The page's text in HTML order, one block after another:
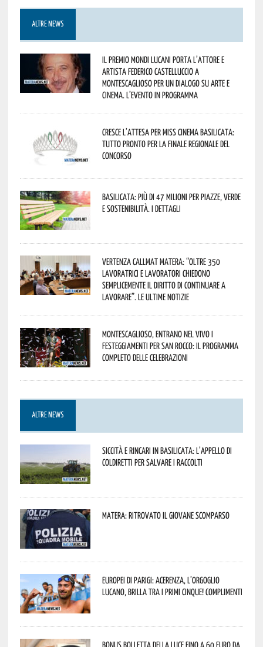
ALTRE NEWS
Il Premio Mondi Lucani porta l’attore e
artista Federico Castelluccio a
Montescaglioso per un dialogo su arte e
cinema. L’evento in programma
Cresce l’attesa per Miss Cinema Basilicata:
tutto pronto per la finale regionale del
concorso
Basilicata: più di 47 milioni per piazze, verde
e sostenibilità. I dettagli
Vertenza CallMat Matera: “Oltre 350
lavoratrici e lavoratori chiedono
semplicemente il diritto di continuare a
lavorare”. Le ultime notizie
Montescaglioso, entrano nel vivo i
festeggiamenti per San Rocco: il programma
completo delle celebrazioni
ALTRE NEWS
Siccità e rincari in Basilicata: l’appello di
Coldiretti per salvare i raccolti
Matera: ritrovato il giovane scomparso
Europei di Parigi: Acerenza, l’orgoglio
lucano, brilla tra i primi cinque! Complimenti
Bonus bolletta della luce fino a 60 euro da